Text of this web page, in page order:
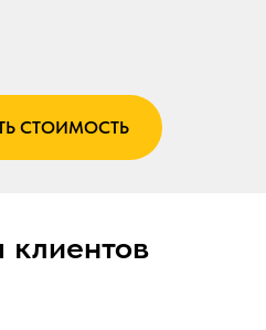
СТОИМОСТЬ